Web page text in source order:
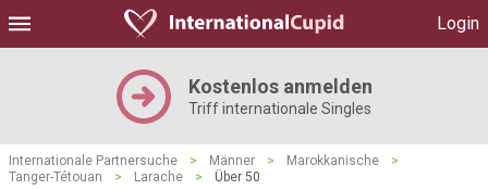
Login
Kostenlos anmelden
Triff internationale Singles
Internationale Partnersuche > Männer > Marokkanische
>
Tanger-Tétouan
> Larache > Über 50